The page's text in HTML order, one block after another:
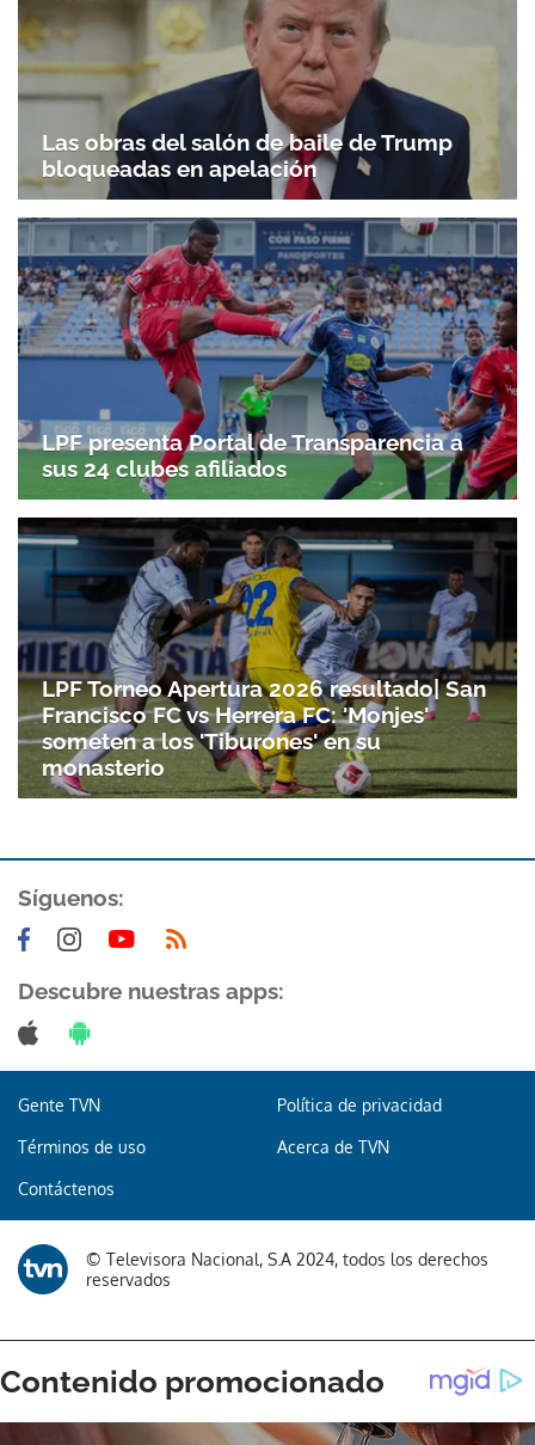
Gracias por suscribirte a nuestro boletín.
ACEPTAR
Las obras del salón de baile de Trump
bloqueadas en apelación
LPF presenta Portal de Transparencia a
sus 24 clubes afiliados
LPF Torneo Apertura 2026 resultado| San
Francisco FC vs Herrera FC: 'Monjes'
someten a los 'Tiburones' en su
monasterio
Síguenos:
Descubre nuestras apps:
Gente TVN Política de privacidad
Términos de uso Acerca de TVN
Contáctenos
© Televisora Nacional, S.A 2024, todos los derechos
reservados